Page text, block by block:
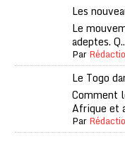
Les
Le
adeptes.
Par
Le Togo
Comment
Afrique et
Par